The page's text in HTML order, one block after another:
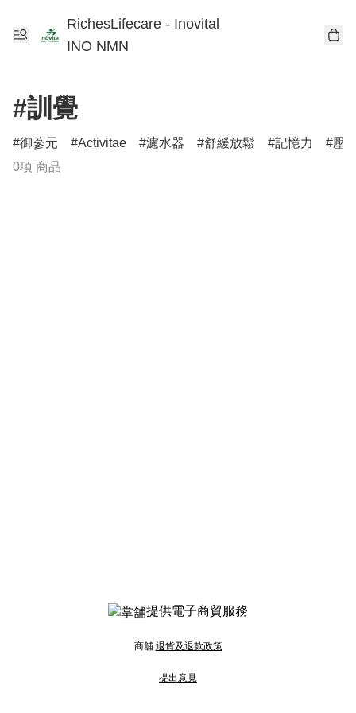
RichesLifecare - Inovital
INO NMN
#訓覺
御蔘元 Activitae 濾水器 舒緩放鬆 記憶力
壓
0項 商品
提供電子商貿服務
商舖 退貨及退款政策
提出意見